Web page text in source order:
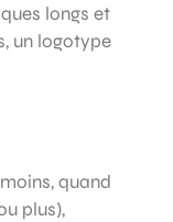
longs et
un logotype
quand
plus),